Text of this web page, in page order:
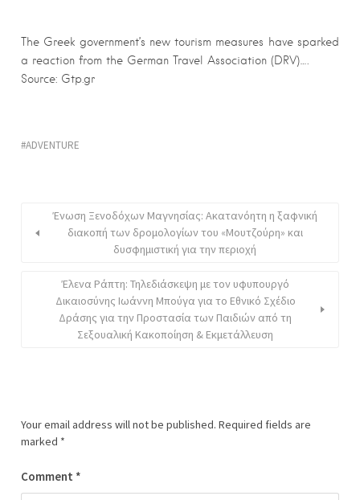
The Greek government’s new tourism measures have sparked
a reaction from the German Travel Association (DRV)….
Source: Gtp.gr
ADVENTURE
Ένωση Ξενοδόχων Μαγνησίας: Ακατανόητη η ξαφνική
διακοπή των δρομολογίων του «Μουτζούρη» και
δυσφημιστική για την περιοχή
Έλενα Ράπτη: Τηλεδιάσκεψη με τον υφυπουργό
Δικαιοσύνης Ιωάννη Μπούγα για το Εθνικό Σχέδιο
Δράσης για την Προστασία των Παιδιών από τη
Σεξουαλική Κακοποίηση & Εκμετάλλευση
Your email address will not be published. Required fields are
marked *
Comment *